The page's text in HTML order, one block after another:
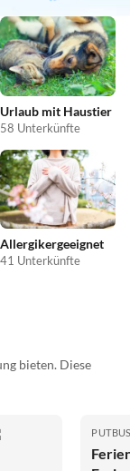
Urlaub mit Haustier
58 Unterkünfte
Allergikergeeignet
41 Unterkünfte
bieten. Diese